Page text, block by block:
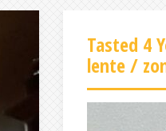
Tasted 4
lente /